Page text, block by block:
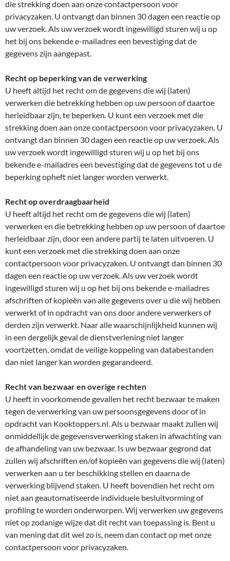
die strekking doen aan onze contactpersoon voor
privacyzaken. U ontvangt dan binnen 30 dagen een reactie op
uw verzoek. Als uw verzoek wordt ingewilligd sturen wij u op
het bij ons bekende e-mailadres een bevestiging dat de
gegevens zijn aangepast.
Recht op beperking van de verwerking
U heeft altijd het recht om de gegevens die wij (laten)
verwerken die betrekking hebben op uw persoon of daartoe
herleidbaar zijn, te beperken. U kunt een verzoek met die
strekking doen aan onze contactpersoon voor privacyzaken. U
ontvangt dan binnen 30 dagen een reactie op uw verzoek. Als
uw verzoek wordt ingewilligd sturen wij u op het bij ons
bekende e-mailadres een bevestiging dat de gegevens tot u de
beperking opheft niet langer worden verwerkt.
Recht op overdraagbaarheid
U heeft altijd het recht om de gegevens die wij (laten)
verwerken en die betrekking hebben op uw persoon of daartoe
herleidbaar zijn, door een andere partij te laten uitvoeren. U
kunt een verzoek met die strekking doen aan onze
contactpersoon voor privacyzaken. U ontvangt dan binnen 30
dagen een reactie op uw verzoek. Als uw verzoek wordt
ingewilligd sturen wij u op het bij ons bekende e-mailadres
afschriften of kopieën van alle gegevens over u die wij hebben
verwerkt of in opdracht van ons door andere verwerkers of
derden zijn verwerkt. Naar alle waarschijnlijkheid kunnen wij
in een dergelijk geval de dienstverlening niet langer
voortzetten, omdat de veilige koppeling van databestanden
dan niet langer kan worden gegarandeerd.
Recht van bezwaar en overige rechten
U heeft in voorkomende gevallen het recht bezwaar te maken
tegen de verwerking van uw persoonsgegevens door of in
opdracht van Kooktoppers.nl. Als u bezwaar maakt zullen wij
onmiddellijk de gegevensverwerking staken in afwachting van
de afhandeling van uw bezwaar. Is uw bezwaar gegrond dat
zullen wij afschriften en/of kopieën van gegevens die wij (laten)
verwerken aan u ter beschikking stellen en daarna de
verwerking blijvend staken. U heeft bovendien het recht om
niet aan geautomatiseerde individuele besluitvorming of
profiling te worden onderworpen. Wij verwerken uw gegevens
niet op zodanige wijze dat dit recht van toepassing is. Bent u
van mening dat dit wel zo is, neem dan contact op met onze
contactpersoon voor privacyzaken.